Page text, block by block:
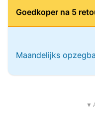
Goedkoper na 5
Maandelijks
▼